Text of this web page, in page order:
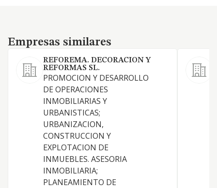
Empresas similares
Empresas similares
REFOREMA. DECORACION Y
REFORMAS SL.
PROMOCION Y DESARROLLO
DE OPERACIONES
INMOBILIARIAS Y
URBANISTICAS;
URBANIZACION,
CONSTRUCCION Y
EXPLOTACION DE
INMUEBLES. ASESORIA
INMOBILIARIA;
PLANEAMIENTO DE